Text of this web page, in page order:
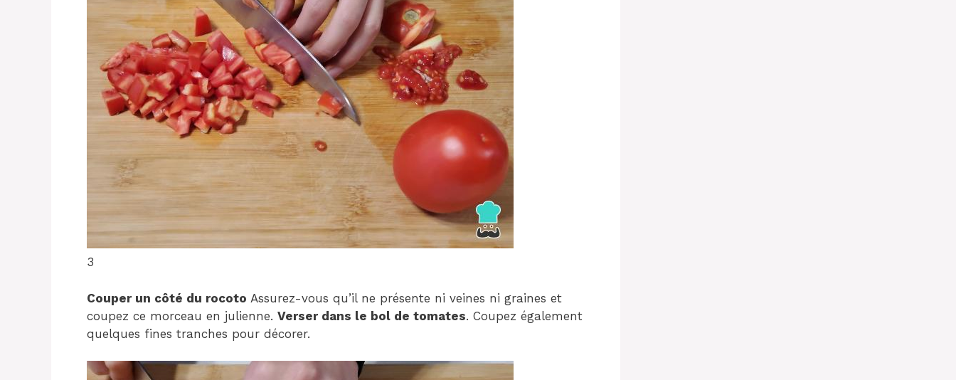
3
Couper un côté du rocoto Assurez-vous qu’il ne présente ni veines ni graines et
coupez ce morceau en julienne. Verser dans le bol de tomates. Coupez également
quelques fines tranches pour décorer.